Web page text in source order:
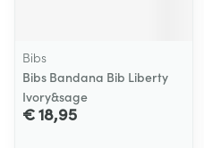
Bibs
Bibs Bandana Bib Liberty
Ivory&sage
€ 18,95